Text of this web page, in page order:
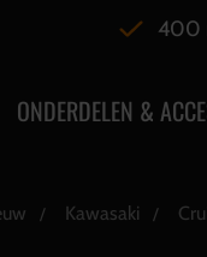
400
ONDERDELEN &
Kawasaki